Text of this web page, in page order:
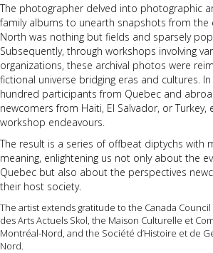
The photographer delved into photographic
family albums to unearth snapshots from the
North was nothing but fields and sparsely
Subsequently, through workshops involving
organizations, these archival photos were
fictional universe bridging eras and cultures.
hundred participants from Quebec and
newcomers from Haiti, El Salvador, or Turkey,
workshop endeavours.
The result is a series of offbeat diptychs with
meaning, enlightening us not only about the
Quebec but also about the perspectives
their host society.
The artist extends gratitude to the Canada
des Arts Actuels Skol, the Maison Culturelle et
Montréal-Nord, and the Société d’Histoire et de
Nord.